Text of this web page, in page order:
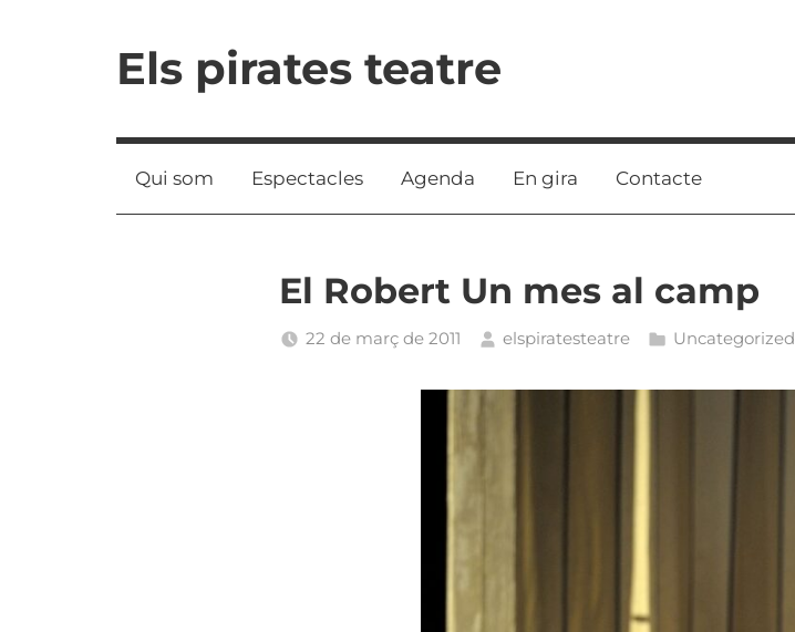
Els pirates teatre
Qui som Espectacles Agenda En gira Contacte
El Robert Un mes al camp
22 de març de 2011 elspiratesteatre Uncategorized